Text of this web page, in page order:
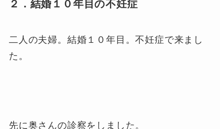
２．結婚１０年目の不妊症
二人の夫婦。結婚１０年目。不妊症で来まし
た。
先に奥さんの診察をしました。